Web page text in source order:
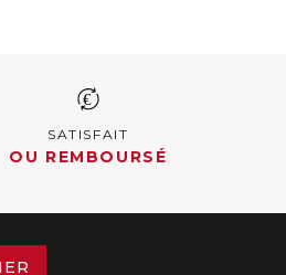
SATISFAIT
OU REMBOURSÉ